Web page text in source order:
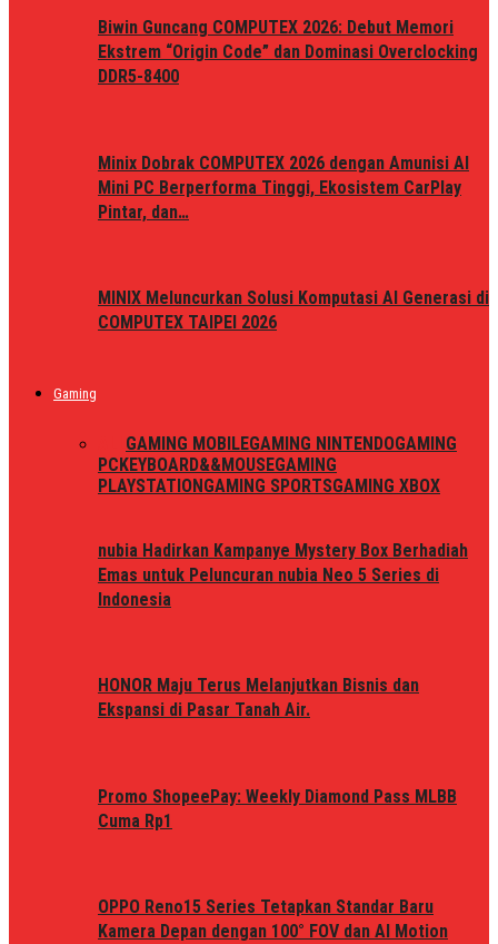
Biwin Guncang COMPUTEX 2026: Debut Memori
Ekstrem “Origin Code” dan Dominasi Overclocking
DDR5-8400
Minix Dobrak COMPUTEX 2026 dengan Amunisi AI
Mini PC Berperforma Tinggi, Ekosistem CarPlay
Pintar, dan…
MINIX Meluncurkan Solusi Komputasi AI Generasi di
COMPUTEX TAIPEI 2026
Gaming
GAMING MOBILEGAMING NINTENDOGAMING
PCKEYBOARD&&MOUSEGAMING
PLAYSTATIONGAMING SPORTSGAMING XBOX
nubia Hadirkan Kampanye Mystery Box Berhadiah
Emas untuk Peluncuran nubia Neo 5 Series di
Indonesia
HONOR Maju Terus Melanjutkan Bisnis dan
Ekspansi di Pasar Tanah Air.
Promo ShopeePay: Weekly Diamond Pass MLBB
Cuma Rp1
OPPO Reno15 Series Tetapkan Standar Baru
Kamera Depan dengan 100° FOV dan AI Motion